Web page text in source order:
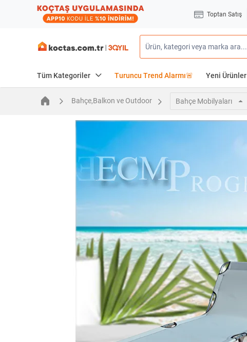
Toptan Satış
Tüm Kategoriler Turuncu Trend Alarmı🚨 Yeni Ürünler
Bahçe,Balkon ve Outdoor Bahçe Mobilyaları